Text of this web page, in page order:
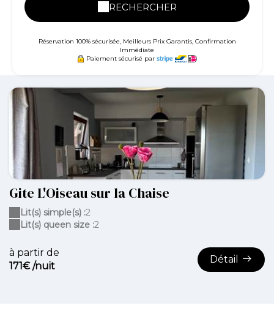
RECHERCHER
Réservation 100% sécurisée, Meilleurs Prix Garantis, Confirmation
Immédiate
Paiement sécurisé par
Gite L'Oiseau sur la Chaise
à partir de
171€ /nuit
Détail
Lit(s) simple(s) :2
Lit(s) queen size :2